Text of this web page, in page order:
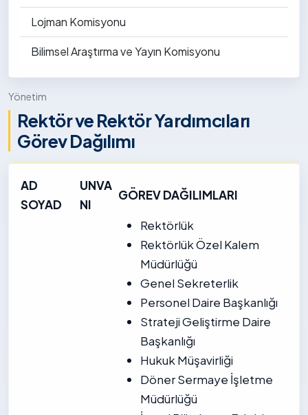
Lojman Komisyonu
Bilimsel Araştırma ve Yayın Komisyonu
Yönetim
Rektör ve Rektör Yardımcıları
Görev Dağılımı
AD
SOYAD
UNVA
NI
GÖREV DAĞILIMLARI
Rektörlük
Rektörlük Özel Kalem
Müdürlüğü
Genel Sekreterlik
Personel Daire Başkanlığı
Strateji Geliştirme Daire
Başkanlığı
Hukuk Müşavirliği
Döner Sermaye İşletme
Müdürlüğü